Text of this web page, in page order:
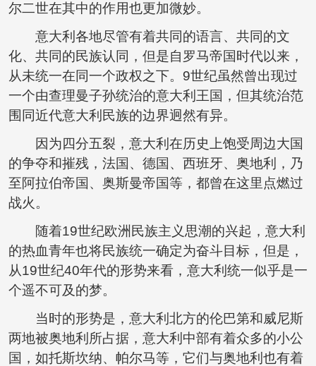
尔二世在其中的作用也更加微妙。
意大利各地尽管有着共同的语言、共同的文
化、共同的民族认同，但是自罗马帝国时代以来，
从未统一在同一个政权之下。9世纪虽然曾出现过
一个由查理曼子孙统治的意大利王国，但其统治范
围同近代意大利民族的边界迥然有异。
因为四分五裂，意大利在历史上饱受周边大国
的争夺和摧残，法国、德国、西班牙、奥地利，乃
至阿拉伯帝国、奥斯曼帝国等，都曾在这里点燃过
战火。
随着19世纪欧洲民族主义思潮的兴起，意大利
的热血青年也将民族统一确定为奋斗目标，但是，
从19世纪40年代的形势来看，意大利统一似乎是一
个遥不可及的梦。
当时的形势是，意大利北方的伦巴第和威尼斯
两地被奥地利所占据，意大利中部有着众多的小公
国，如托斯坎纳、帕尔马等，它们与奥地利也有着